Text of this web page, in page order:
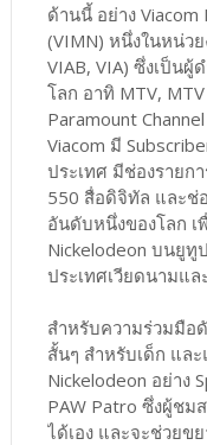
ด้านนี้ อย่าง
(VIMN) หนึ่งในหน่วย
VIAB, VIA) ซึ่งเป็น
โลก อาทิ MTV,
Paramount
Viacom มี
ประเทศ มีช่องรายก
550 สื่อดิจิทัล และช่
อันดับหนึ่งของโลก เ
Nickelodeon บนยูทู
ประเทศเวียดนามแ
สำหรับความร่วมมือ
สั้นๆ สำหรับเด็ก แล
Nickelodeon อย่าง
PAW Patro ซึ่งผู้ชม
ได้เอง และจะช่วย